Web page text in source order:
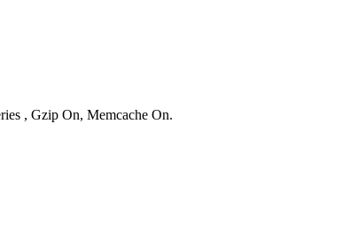
, Gzip On, Memcache On.